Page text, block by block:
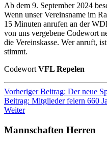
Ab dem 9. September 2024
Wenn unser Vereinsname im
15 Minuten anrufen an der
von uns vergebene Codewort
die Vereinskasse. Wer anruft,
stimmt.
Codewort VFL Repelen
Vorheriger Beitrag: Der neue
Beitrag: Mitglieder feiern 660
Weiter
Mannschaften Herren